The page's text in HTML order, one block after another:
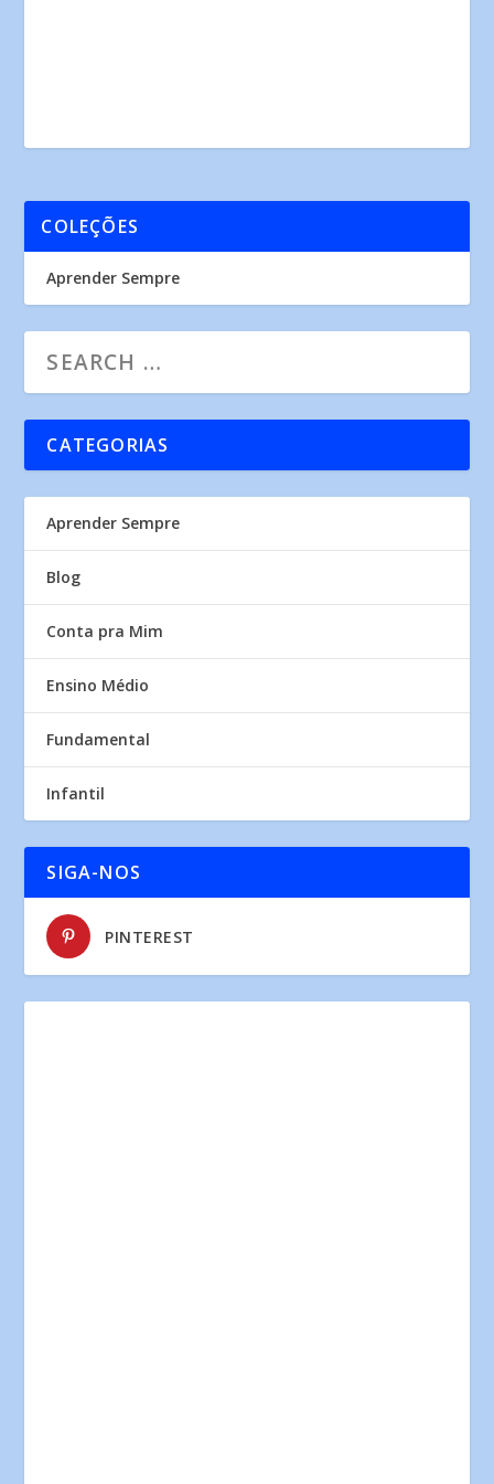
COLEÇÕES
Aprender Sempre
CATEGORIAS
Aprender Sempre
Blog
Conta pra Mim
Ensino Médio
Fundamental
Infantil
SIGA-NOS
PINTEREST